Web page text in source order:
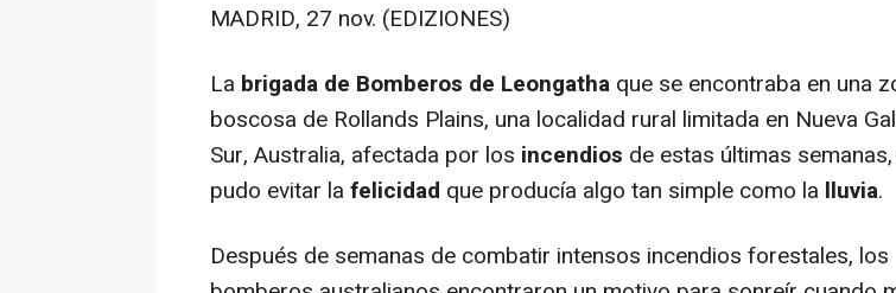
MADRID, 27 nov. (EDIZIONES)
La brigada de Bomberos de Leongatha que se encontraba en una
boscosa de Rollands Plains, una localidad rural limitada en Nueva
Sur, Australia, afectada por los incendios de estas últimas
pudo evitar la felicidad que producía algo tan simple como la lluvia.
Después de semanas de combatir intensos incendios forestales, los